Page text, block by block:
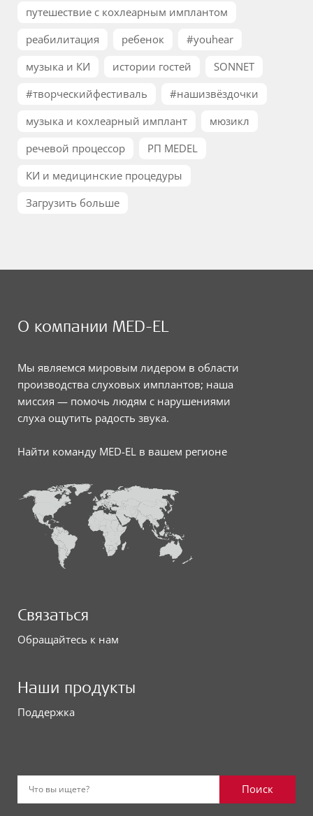
путешествие с кохлеарным имплантом
реабилитация
ребенок
#youhear
музыка и КИ
истории гостей
SONNET
#творческийфестиваль
#нашизвёздочки
музыка и кохлеарный имплант
мюзикл
речевой процессор
РП MEDEL
КИ и медицинские процедуры
Загрузить больше
О компании MED-EL
Мы являемся мировым лидером в области
производства слуховых имплантов; наша
миссия — помочь людям с нарушениями
слуха ощутить радость звука.
Найти команду MED-EL в вашем регионе
Связаться
Обращайтесь к нам
Наши продукты
Поддержка
Что вы ищете? Поиск